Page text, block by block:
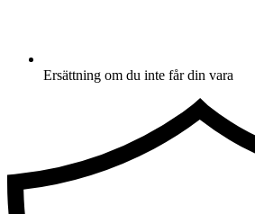
Ersättning om du inte får din vara